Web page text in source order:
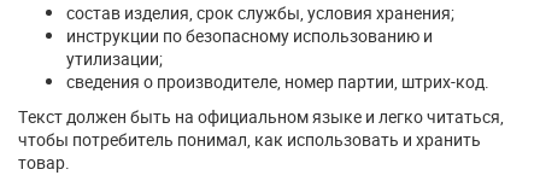
состав изделия, срок службы, условия хранения;
инструкции по безопасному использованию и
утилизации;
сведения о производителе, номер партии, штрих-код.
Текст должен быть на официальном языке и легко читаться,
чтобы потребитель понимал, как использовать и хранить
товар.